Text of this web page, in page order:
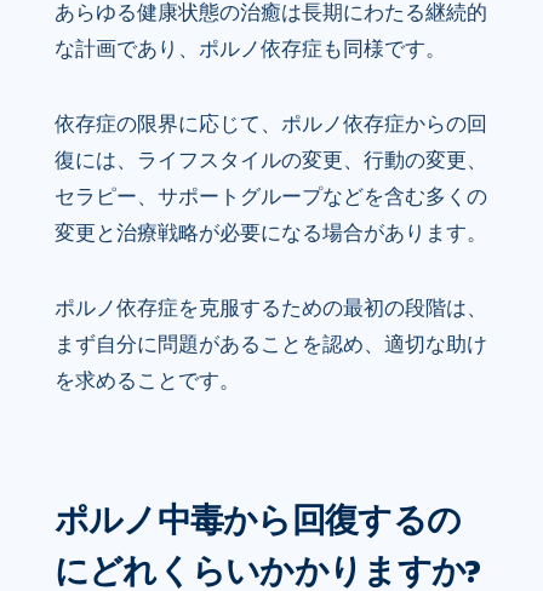
あらゆる健康状態の治癒は長期にわたる継続的
な計画であり、ポルノ依存症も同様です。
依存症の限界に応じて、ポルノ依存症からの回
復には、ライフスタイルの変更、行動の変更、
セラピー、サポートグループなどを含む多くの
変更と治療戦略が必要になる場合があります。
ポルノ依存症を克服するための最初の段階は、
まず自分に問題があることを認め、適切な助け
を求めることです。
ポルノ中毒から回復するの
にどれくらいかかりますか?